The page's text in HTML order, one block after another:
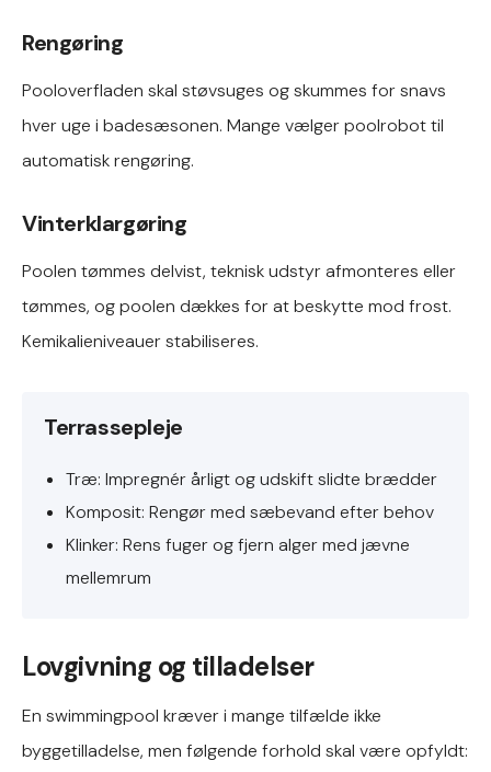
Rengøring
Pooloverfladen skal støvsuges og skummes for snavs
hver uge i badesæsonen. Mange vælger poolrobot til
automatisk rengøring.
Vinterklargøring
Poolen tømmes delvist, teknisk udstyr afmonteres eller
tømmes, og poolen dækkes for at beskytte mod frost.
Kemikalieniveauer stabiliseres.
Terrassepleje
Træ: Impregnér årligt og udskift slidte brædder
Komposit: Rengør med sæbevand efter behov
Klinker: Rens fuger og fjern alger med jævne
mellemrum
Lovgivning og tilladelser
En swimmingpool kræver i mange tilfælde ikke
byggetilladelse, men følgende forhold skal være opfyldt: